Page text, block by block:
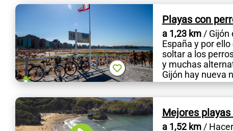
Playas con
a 1,23 km/ Gijón
España y por
soltar a los
y muchas
Gijón hay nueva
Mejores
a 1,52 km/